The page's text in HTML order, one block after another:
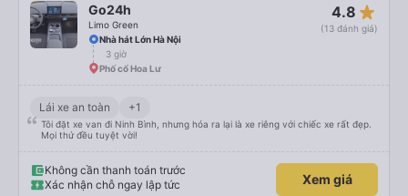
Go24h
Limo Green
4.8 star_rate
(13 đánh giá)
Nhà hát Lớn Hà Nội
3 giờ
Phố cổ Hoa Lư
Lái xe an toàn +1
Tôi đặt xe van đi Ninh Bình, nhưng hóa ra lại là xe riêng với chiếc xe rất đẹp.
Mọi thứ đều tuyệt vời!
Không cần thanh toán trước
Xác nhận chỗ ngay lập tức
Xem giá